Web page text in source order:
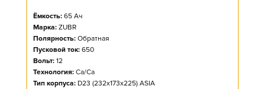
Ёмкость: 65 Ач
Марка: ZUBR
Полярность: Обратная
Пусковой ток: 650
Вольт: 12
Технология: Ca/Ca
Тип корпуса: D23 (232x173x225) ASIA